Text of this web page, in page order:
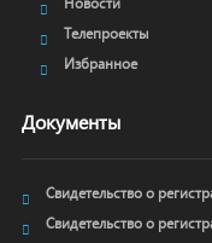
Телепроекты
Избранное
Документы
Свидетельство о
Свидетельство о